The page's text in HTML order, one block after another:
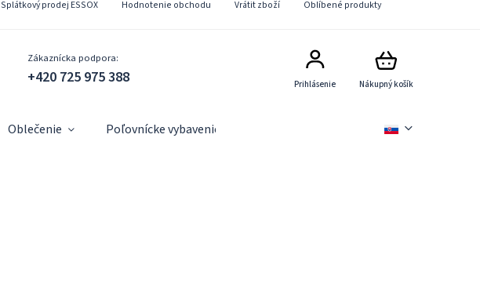
Splátkový prodej ESSOX Hodnotenie obchodu Vrátit zboží
Oblíbené produkty
Zákaznícka podpora:
+420 725 975 388 Nákupný košík
Prihlásenie
Oblečenie Poľovnícke vybavenie Novinky